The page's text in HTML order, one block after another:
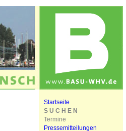
Startseite
S U C H E N
Termine
Pressemitteilungen